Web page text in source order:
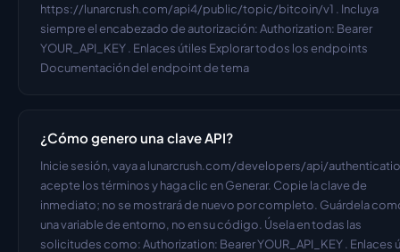
https://lunarcrush.com/api4/public/topic/bitcoin/v1 . Incluya
siempre el encabezado de autorización: Authorization: Bearer
YOUR_API_KEY . Enlaces útiles Explorar todos los endpoints
Documentación del endpoint de tema
¿Cómo genero una clave API?
Inicie sesión, vaya a lunarcrush.com/developers/api/
acepte los términos y haga clic en Generar. Copie la clave de
inmediato; no se mostrará de nuevo por completo. Guárdela
una variable de entorno, no en su código. Úsela en todas las
solicitudes como: Authorization: Bearer YOUR_API_KEY . Enlaces